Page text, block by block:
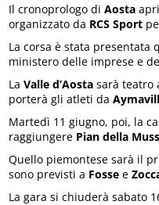
Il cronoprologo diAosta
organizzato da RCS Sport
La corsa è stata presentata
ministero delle imprese e
LaValle d’Aosta sarà teatro
porterà gli atleti da
Martedì 11 giugno, poi, la
raggiungere Pian della
Quello piemontese sarà il
sono previsti a Fosse e
La gara si chiuderà sabato